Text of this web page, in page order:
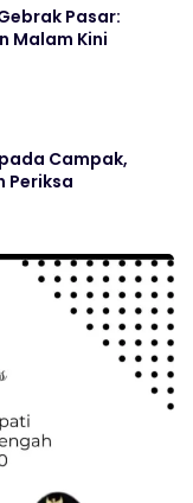
Pasar:
Malam Kini
Campak,
Periksa